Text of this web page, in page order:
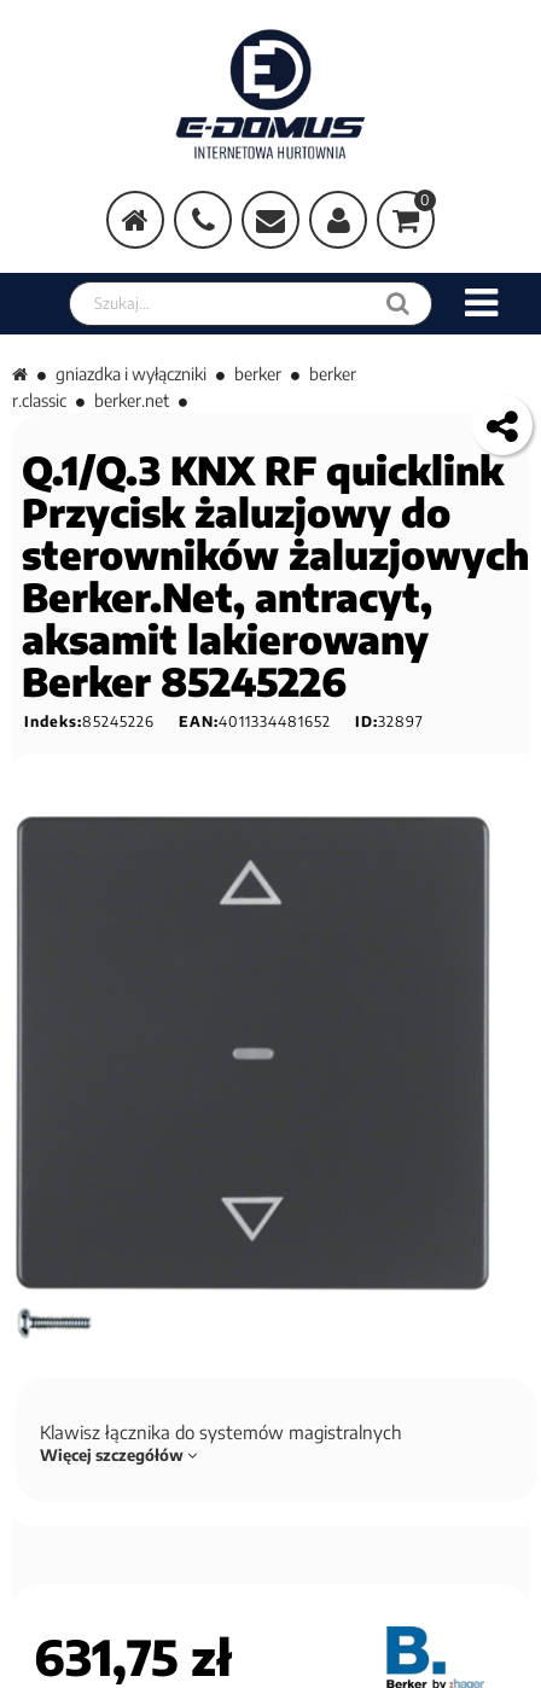
0
Szukaj w sklepie
gniazdka i wyłączniki berker
berker
r.classic
berker.net
Q.1/Q.3 KNX RF quicklink
Przycisk żaluzjowy do
sterowników żaluzjowych
Berker.Net, antracyt,
aksamit lakierowany
Berker 85245226
Indeks:85245226 EAN:4011334481652 ID:32897
Klawisz łącznika do systemów magistralnych
Więcej szczegółów
631,75 zł